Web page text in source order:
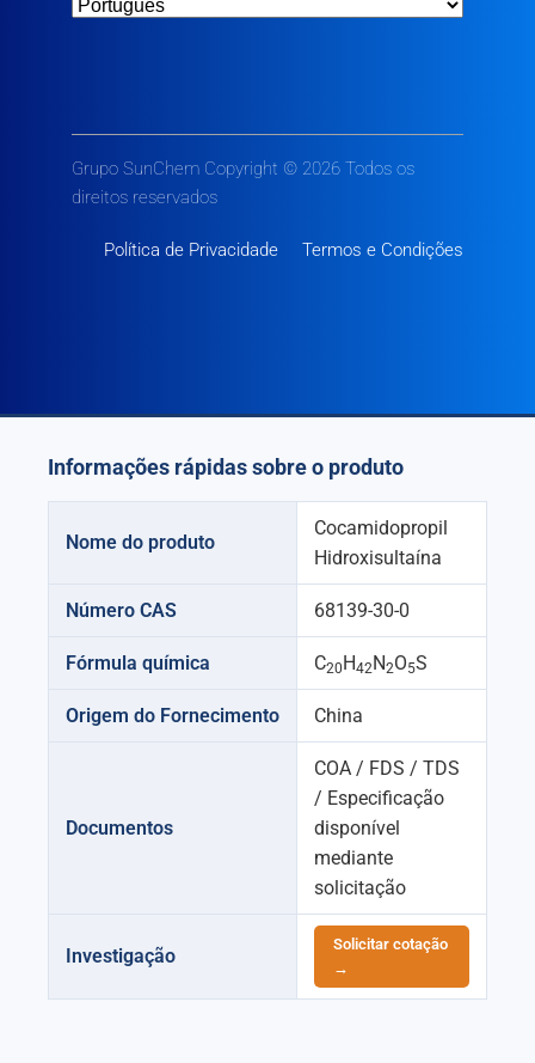
Grupo SunChem Copyright © 2026 Todos os
direitos reservados
Política de Privacidade Termos e Condições
Informações rápidas sobre o produto
Nome do produto
Cocamidopropil
Hidroxisultaína
Número CAS 68139-30-0
Fórmula química C20 H42N2O5S
Origem do Fornecimento China
Documentos
COA / FDS / TDS
/ Especificação
disponível
mediante
solicitação
Investigação
Solicitar cotação
→